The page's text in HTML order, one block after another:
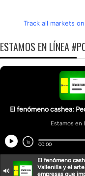
Track all markets
ESTAMOS EN LÍNEA